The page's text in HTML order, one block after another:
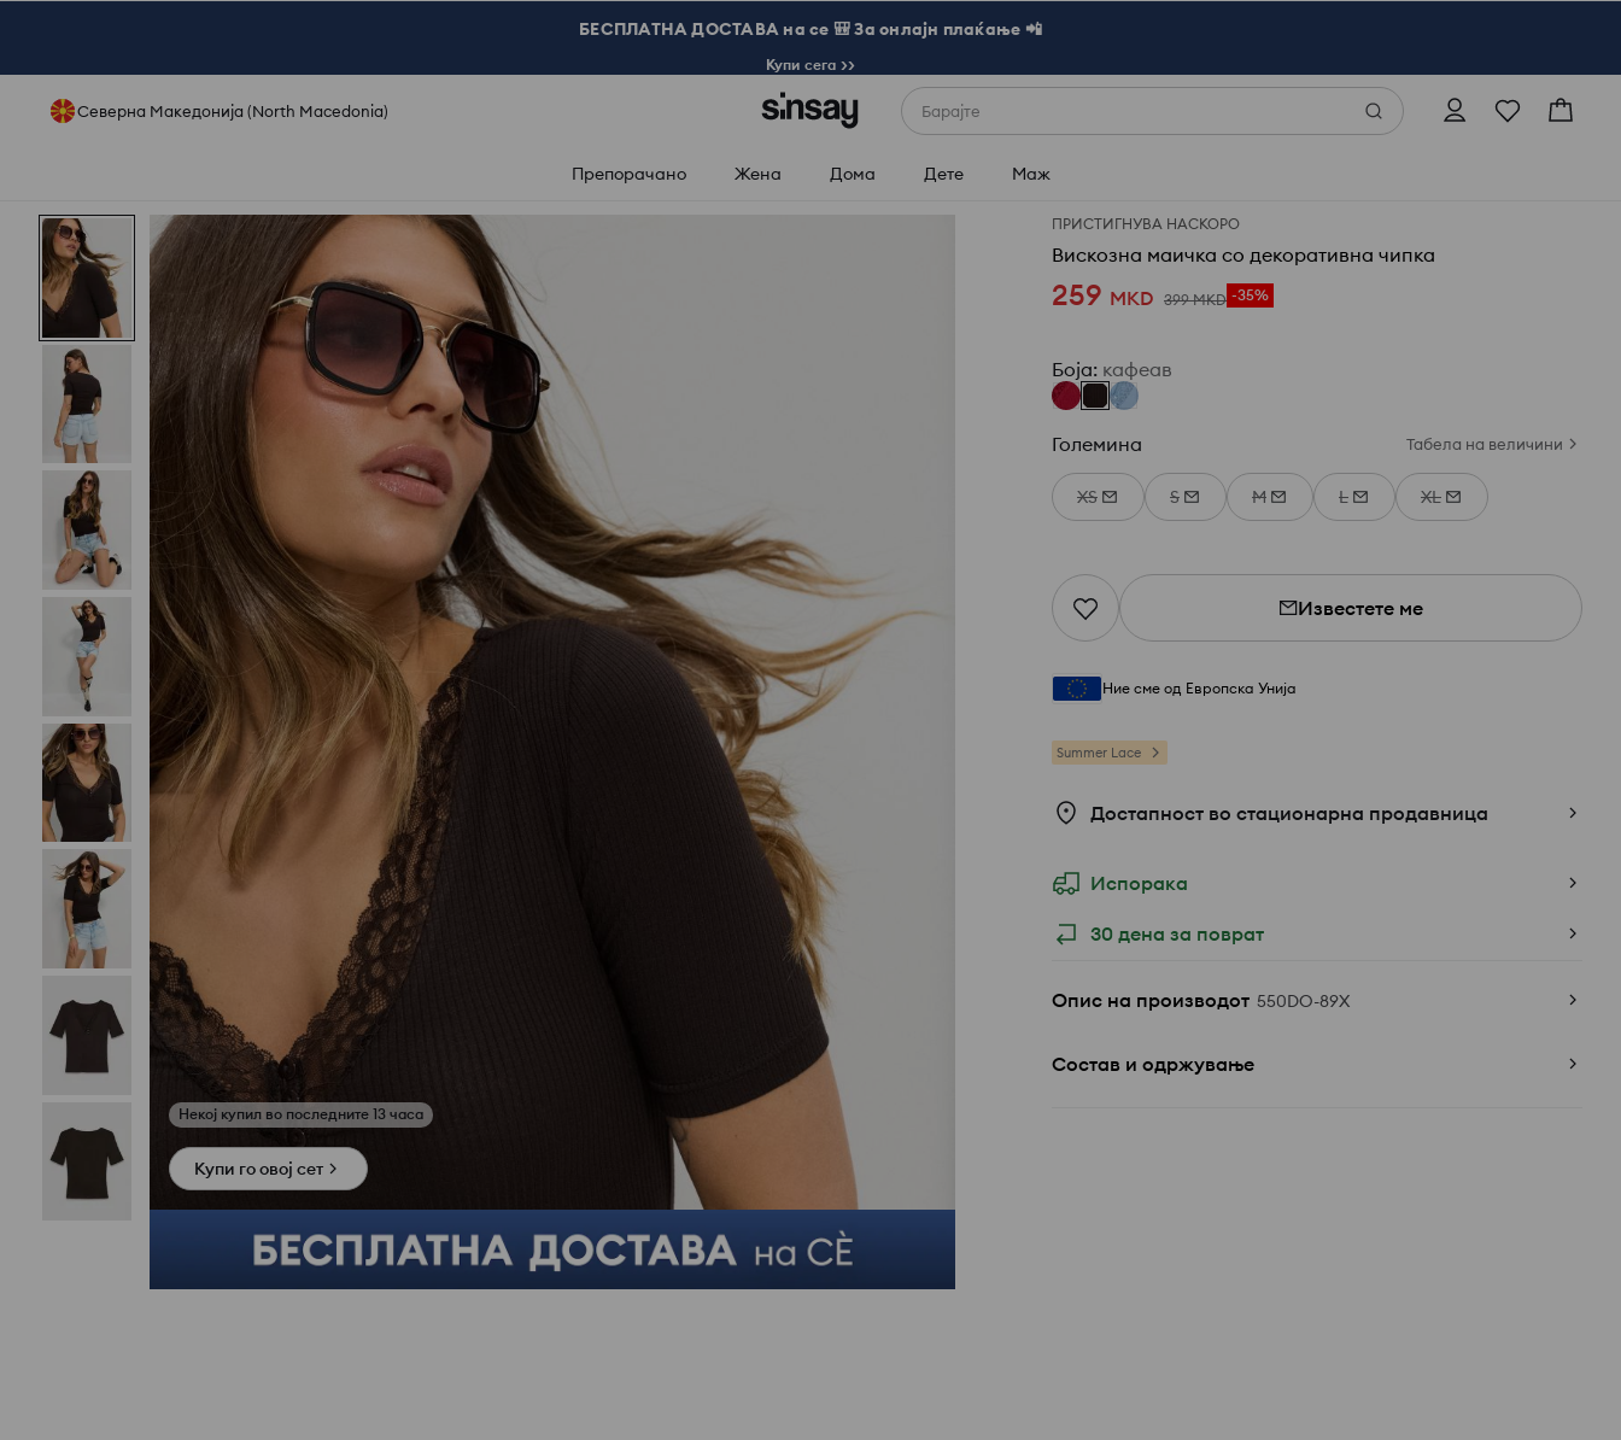
БЕСПЛАТНА ДОСТАВА на се 🎒 За онлајн плаќање 📲
Купи сега >>
Северна Македонија (North Macedonia) Барајте
Препорачано Жена Дома Дете Маж
ПРИСТИГНУВА НАСКОРО
Вискозна маичка со декоративна чипка
259 MKD 399 MKD -35%
Боја: кафеав
Големина Табела на величини
XS S M L XL
Известете ме
Ние сме од Европска Унија
Summer Lace
Достапност во стационарна продавница
Испорака
30 дена за поврат
Опис на производот 550DO-89X
Состав и одржување
Купи го овој сет